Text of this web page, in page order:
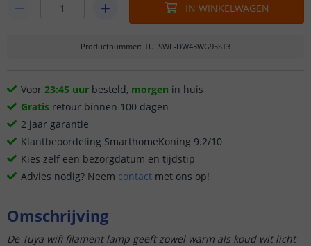
IN WINKELWAGEN
Productnummer: TULSWF-DW43WG95ST3
Voor 23:45 uur besteld, morgen in huis
Gratis retour binnen 100 dagen
2 jaar garantie
Klantbeoordeling SmarthomeKoning 9.2/10
Kies zelf een bezorgdatum en tijdstip
Advies nodig? Neem contact met ons op!
Omschrijving
De Tuya wifi filament lamp geeft zowel warm als koud wit licht